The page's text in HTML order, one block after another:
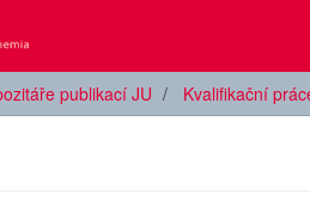
publikací JU Kvalifikační